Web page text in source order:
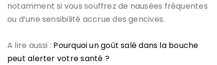
notamment si vous souffrez de nausées fréquentes
ou d’une sensibilité accrue des gencives.
A lire aussi : Pourquoi un goût salé dans la bouche
peut alerter votre santé ?